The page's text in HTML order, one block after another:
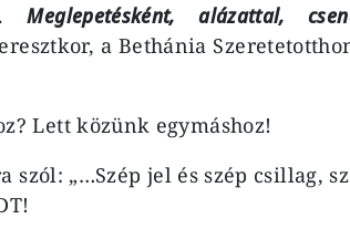
Meglepetésként, alázattal,
a Bethánia
Lett közünk egymáshoz!
szól: „…Szép jel és szép csillag,